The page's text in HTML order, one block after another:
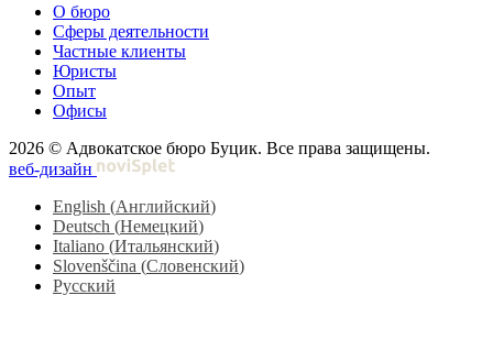
О бюро
Сферы деятельности
Частные клиенты
Юристы
Опыт
Офисы
2026 © Адвокатское бюро Буцик. Все права защищены.
веб-дизайн
English (Английский)
Deutsch (Немецкий)
Italiano (Итальянский)
Slovenščina (Словенский)
Русский